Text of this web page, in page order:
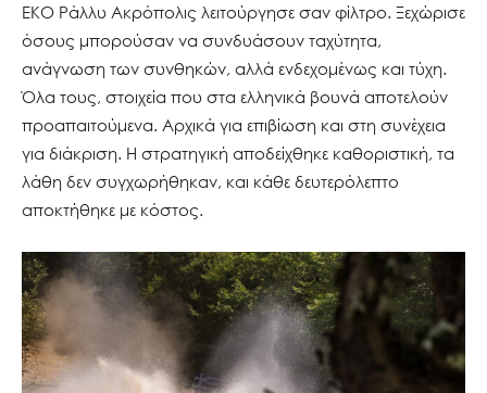
ΕΚΟ Ράλλυ Ακρόπολις λειτούργησε σαν φίλτρο. Ξεχώρισε
όσους μπορούσαν να συνδυάσουν ταχύτητα,
ανάγνωση των συνθηκών, αλλά ενδεχομένως και τύχη.
Όλα τους, στοιχεία που στα ελληνικά βουνά αποτελούν
προαπαιτούμενα. Αρχικά για επιβίωση και στη συνέχεια
για διάκριση. Η στρατηγική αποδείχθηκε καθοριστική, τα
λάθη δεν συγχωρήθηκαν, και κάθε δευτερόλεπτο
αποκτήθηκε με κόστος.